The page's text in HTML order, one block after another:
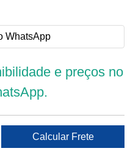
WhatsApp
e preços no